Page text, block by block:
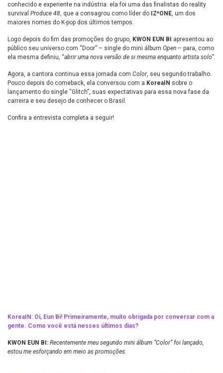
conhecido e experiente na indústria: ela foi uma das finalistas do reality
survival Produce 48, que a consagrou como líder do IZ*ONE, um dos
maiores nomes do K-pop dos últimos tempos.
Logo depois do fim das promoções do grupo, KWON EUN BI
apresentou ao
público seu universo com “Door” – single do mini álbum Open – para, como
ela mesma definiu, “abrir uma nova versão de si mesma enquanto artista solo”.
Agora, a cantora continua essa jornada com Color, seu segundo trabalho.
Pouco depois do comeback, ela conversou com a KoreaIN sobre o
lançamento do single “Glitch”, suas expectativas para essa nova fase da
carreira e seu desejo de conhecer o Brasil.
Confira a entrevista completa a seguir!
KoreaIN: Oi, Eun Bi! Primeiramente, muito obrigada por conversar com a
gente. Como você está nesses últimos dias?
KWON EUN BI: Recentemente meu segundo mini álbum “Color” foi lançado,
estou me esforçando em meio as promoções.